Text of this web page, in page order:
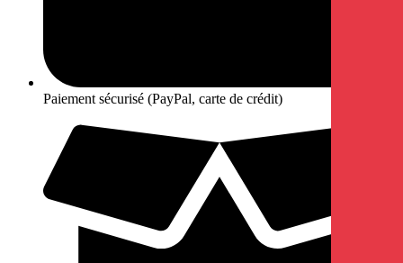
Paiement sécurisé (PayPal, carte de crédit)